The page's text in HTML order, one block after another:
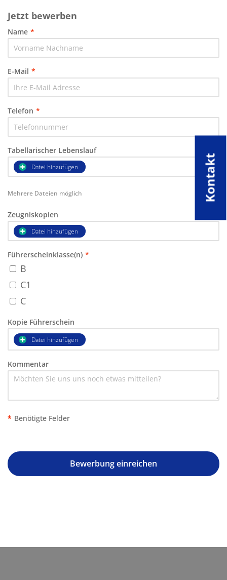
Jetzt bewerben
Name *
E-Mail *
Telefon *
Tabellarischer Lebenslauf
Datei hinzufügen
Mehrere Dateien möglich
Zeugniskopien
Datei hinzufügen
Führerscheinklasse(n) *
B
C1
C
Kopie Führerschein
Datei hinzufügen
Kommentar
* Benötigte Felder
Bewerbung einreichen
Kontakt